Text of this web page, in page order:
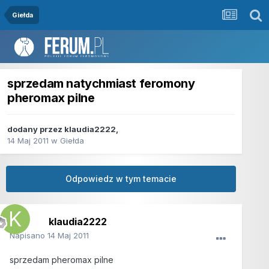
Giełda
sprzedam natychmiast feromony
pheromax pilne
dodany przez klaudia2222,
14 Maj 2011 w Giełda
Odpowiedz w tym temacie
klaudia2222
Napisano 14 Maj 2011
sprzedam pheromax pilne